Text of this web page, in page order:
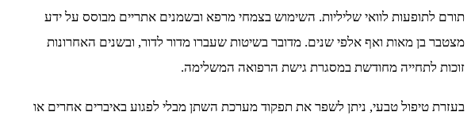
תורם לתופעות לוואי שליליות. השימוש בצמחי מרפא ובשמנים אתריים מבוסס על ידע
מצטבר בן מאות ואף אלפי שנים. מדובר בשיטות שעברו מדור לדור, ובשנים האחרונות
זוכות לתחייה מחודשת במסגרת גישת הרפואה המשלימה.
בעזרת טיפול טבעי, ניתן לשפר את תפקוד מערכת השתן מבלי לפגוע באיברים אחרים או